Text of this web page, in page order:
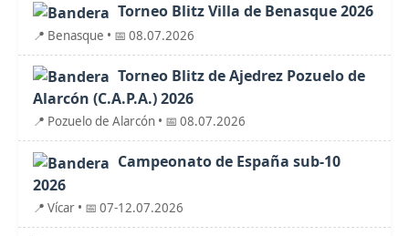
Torneo Blitz Villa de Benasque 2026
📍 Benasque • 📅 08.07.2026
Torneo Blitz de Ajedrez Pozuelo de
Alarcón (C.A.P.A.) 2026
📍 Pozuelo de Alarcón • 📅 08.07.2026
Campeonato de España sub-10
2026
📍 Vícar • 📅 07-12.07.2026